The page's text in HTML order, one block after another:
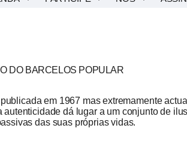
DO BARCELOS POPULAR
em 1967 mas extremamente
dá lugar a um conjunto de
das suas próprias vidas.